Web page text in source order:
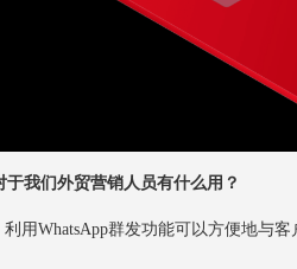
于我们外贸营销人员有什么用？
WhatsApp群发功能可以方便地与客